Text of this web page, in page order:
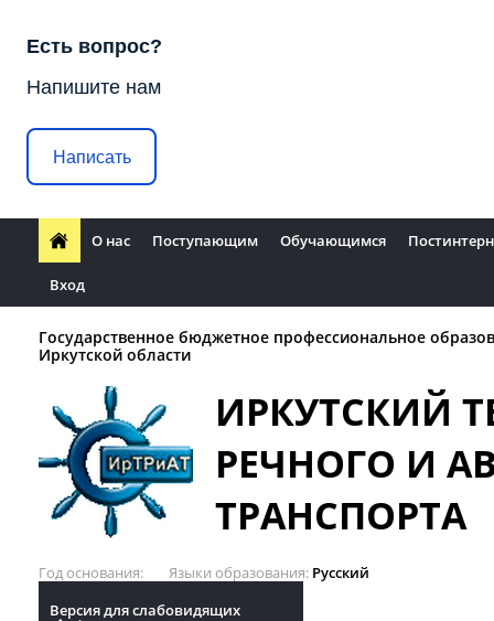
Есть вопрос?
Напишите нам
Написать
О нас Поступающим Обучающимся
Вход
Государственное бюджетное профессиональное
Иркутской области
ИРКУТСКИЙ
РЕЧНОГО И
ТРАНСПОРТА
Год основания Языки образования Русский
Версия для слабовидящих